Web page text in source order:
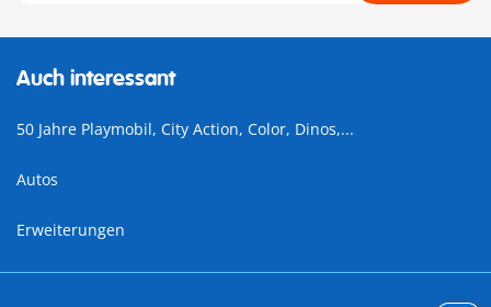
Auch interessant
50 Jahre Playmobil, City Action, Color, Dinos,...
Autos
Erweiterungen